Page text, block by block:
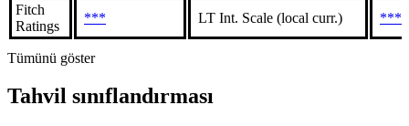
Fitch
Ratings
*** LT Int. Scale (local curr.) ***
Tümünü göster
Tahvil sınıflandırması